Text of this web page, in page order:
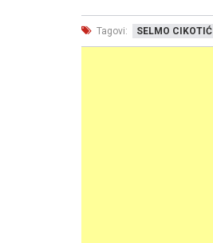
Tagovi: SELMO CIKOTIĆ